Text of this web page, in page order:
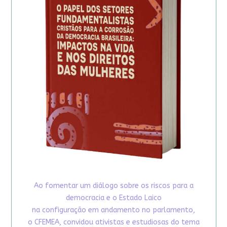
Ao fomentar um diálogo sobre os riscos para a
democracia e o Estado Laico
na configuração em andamento no parlamento,
o CFEMEA, convidou ativistas e estudiosas do tema